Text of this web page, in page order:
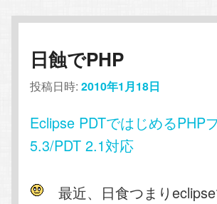
日蝕でPHP
投稿日時:2010年1月18日
Eclipse PDTではじめる
5.3/PDT 2.1対応
最近、日食つまり